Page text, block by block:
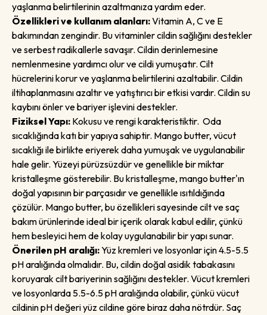
yaşlanma belirtilerinin azaltmanıza yardım eder.
Özellikleri ve kullanım alanları:Vitamin A, C ve E
bakımından zengindir. Bu vitaminler cildin sağlığını destekler
ve serbest radikallerle savaşır. Cildin derinlemesine
nemlenmesine yardımcı olur ve cildi yumuşatır. Cilt
hücrelerini korur ve yaşlanma belirtilerini azaltabilir. Cildin
iltihaplanmasını azaltır ve yatıştırıcı bir etkisi vardır. Cildin su
kaybını önler ve bariyer işlevini destekler.
Fiziksel Yapı: Kokusu ve rengi karakteristiktir. Oda
sıcaklığında katı bir yapıya sahiptir. Mango butter, vücut
sıcaklığı ile birlikte eriyerek daha yumuşak ve uygulanabilir
hale gelir. Yüzeyi pürüzsüzdür ve genellikle bir miktar
kristalleşme gösterebilir. Bu kristalleşme, mango butter'ın
doğal yapısının bir parçasıdır ve genellikle ısıtıldığında
çözülür. Mango butter, bu özellikleri sayesinde cilt ve saç
bakım ürünlerinde ideal bir içerik olarak kabul edilir, çünkü
hem besleyici hem de kolay uygulanabilir bir yapı sunar.
Önerilen pH aralığı:Yüz kremleri ve losyonlar için 4.5-5.5
pH aralığında olmalıdır. Bu, cildin doğal asidik tabakasını
koruyarak cilt bariyerinin sağlığını destekler. Vücut kremleri
ve losyonlarda 5.5-6.5 pH aralığında olabilir, çünkü vücut
cildinin pH değeri yüz cildine göre biraz daha nötrdür. Saç